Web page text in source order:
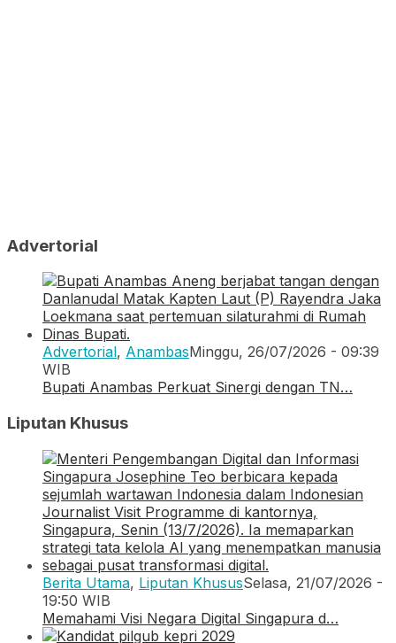
Advertorial
Advertorial, AnambasMinggu, 26/07/2026 - 09:39
WIB
Bupati Anambas Perkuat Sinergi dengan TN…
Liputan Khusus
Berita Utama, Liputan KhususSelasa, 21/07/2026 -
19:50 WIB
Memahami Visi Negara Digital Singapura d…